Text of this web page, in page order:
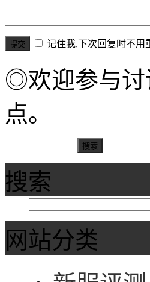
记住我,下次回复时不用
◎欢迎参与讨
点。
搜索
网站分类